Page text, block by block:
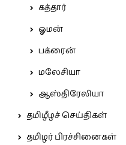
கத்தார்
ஓமன்
பக்ரைன்
மலேசியா
ஆஸ்திரேலியா
தமிழீழச் செய்திகள்
தமிழர் பிரச்சினைகள்